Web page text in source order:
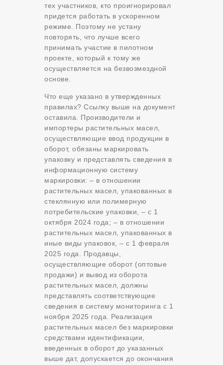
тех участников, кто проигнорировал
придется работать в ускоренном
режиме. Поэтому не устану
повторять, что лучше всего
принимать участие в пилотном
проекте, который к тому же
осуществляется на безвозмездной
основе.
Что еще указано в утвержденных
правилах? Ссылку выше на документ
оставила. Производители и
импортеры растительных масел,
осуществляющие ввод продукции в
оборот, обязаны маркировать
упаковку ‎и представлять сведения в
информационную систему
маркировки: – в отношении
растительных масел, упакованных в
стеклянную или полимерную
потребительские упаковки, – с 1
октября 2024 года; – в отношении
растительных масел, упакованных в
иные виды упаковок, – с 1 февраля
2025 года. Продавцы,
осуществляющие оборот (оптовые
продажи) и вывод из оборота
растительных масел, должны
представлять соответствующие
сведения в систему мониторинга с 1
ноября 2025 года. Реализация
растительных масел без маркировки
средствами идентификации,
введенных в оборот до указанных
выше дат, допускается ‎до окончания